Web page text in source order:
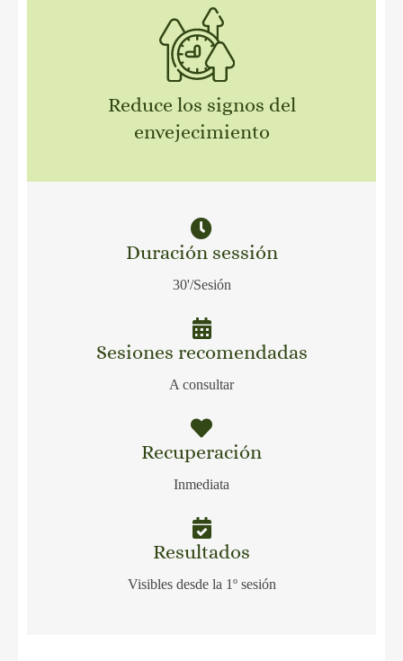
Reduce los signos del
envejecimiento
Duración sessión
30'/Sesión
Sesiones recomendadas
A consultar
Recuperación
Inmediata
Resultados
Visibles desde la 1º sesión